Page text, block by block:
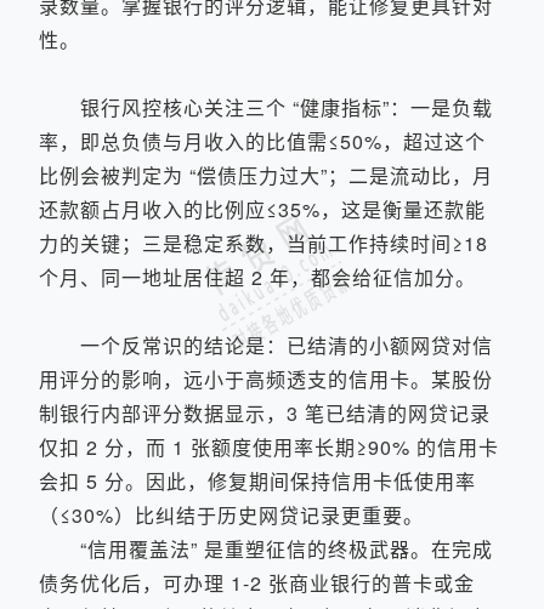
性。
银行风控核心关注三个 “健康指标”：一是负载
率，即总负债与月收入的比值需≤50%，超过这个
比例会被判定为 “偿债压力过大”；二是流动比，月
还款额占月收入的比例应≤35%，这是衡量还款能
力的关键；三是稳定系数，当前工作持续时间≥18
个月、同一地址居住超 2 年，都会给征信加分。
一个反常识的结论是：已结清的小额网贷对信
用评分的影响，远小于高频透支的信用卡。某股份
制银行内部评分数据显示，3 笔已结清的网贷记录
仅扣 2 分，而 1 张额度使用率长期≥90% 的信用卡
会扣 5 分。因此，修复期间保持信用卡低使用率
（≤30%）比纠结于历史网贷记录更重要。
“信用覆盖法” 是重塑征信的终极武器。在完成
债务优化后，可办理 1-2 张商业银行的普卡或金